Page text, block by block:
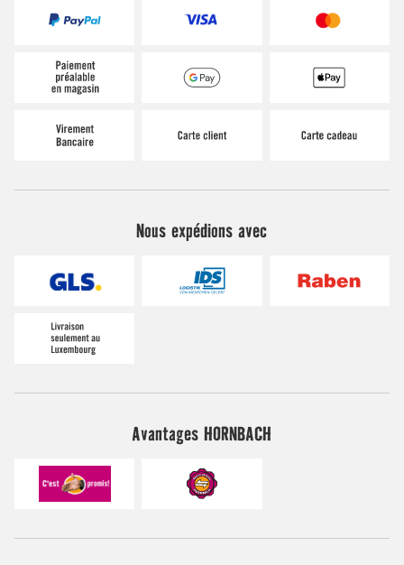
Nous expédions avec
Avantages HORNBACH